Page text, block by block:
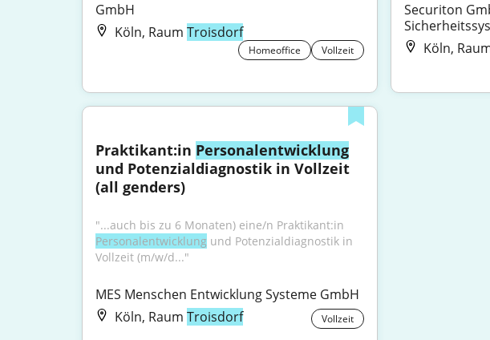
GmbH
Köln, Raum Troisdorf
Homeoffice Vollzeit
Securiton
Köln,
Praktikant:in Personalentwicklung
und Potenzialdiagnostik in Vollzeit
(all genders)
Personalentwicklung und Potenzialdiagnostik in
Vollzeit (m/w/d..."
MES Menschen Entwicklung Systeme GmbH
Köln, Raum Troisdorf Vollzeit